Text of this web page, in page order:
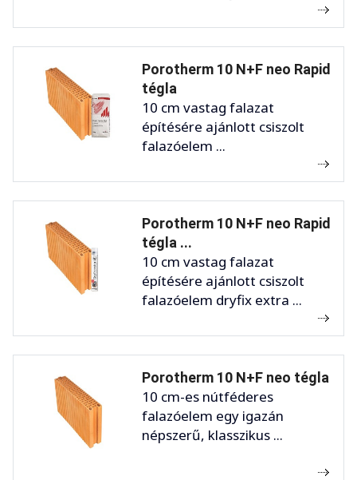
Porotherm 10 N+F neo Rapid
tégla
10 cm vastag falazat
építésére ajánlott csiszolt
falazóelem ...
Porotherm 10 N+F neo Rapid
tégla ...
10 cm vastag falazat
építésére ajánlott csiszolt
falazóelem dryfix extra ...
Porotherm 10 N+F neo tégla
10 cm-es nútféderes
falazóelem egy igazán
népszerű, klasszikus ...